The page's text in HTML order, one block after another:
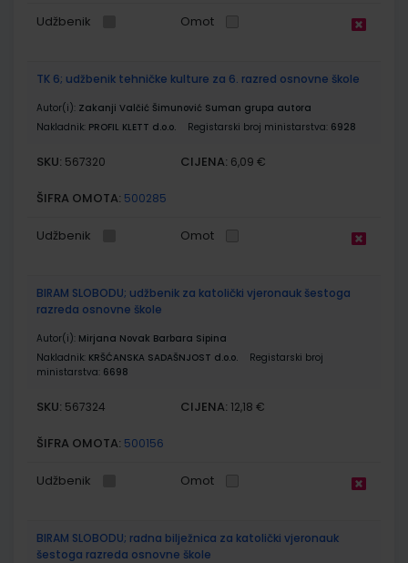
Udžbenik Omot
TK 6; udžbenik tehničke kulture za 6. razred osnovne škole
Autor(i): Zakanji Valčić Šimunović Suman grupa autora
Nakladnik: PROFIL KLETT d.o.o. Registarski broj ministarstva: 6928
SKU: 567320 CIJENA: 6,09 €
ŠIFRA OMOTA: 500285
Udžbenik Omot
BIRAM SLOBODU; udžbenik za katolički vjeronauk šestoga
razreda osnovne škole
Autor(i): Mirjana Novak Barbara Sipina
Nakladnik: KRŠĆANSKA SADAŠNJOST d.o.o.
Registarski broj
ministarstva: 6698
SKU: 567324 CIJENA: 12,18 €
ŠIFRA OMOTA: 500156
Udžbenik Omot
BIRAM SLOBODU; radna bilježnica za katolički vjeronauk
šestoga razreda osnovne škole